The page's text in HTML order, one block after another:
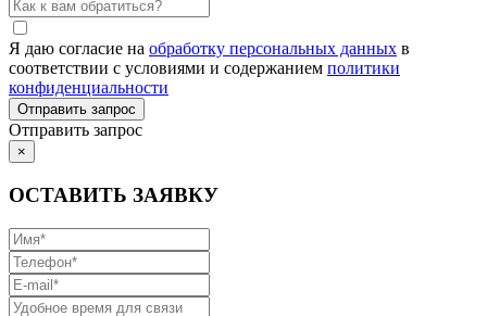
Я даю согласие на обработку персональных данных в
соответствии с условиями и содержанием политики
конфиденциальности
Отправить запрос
×
ОСТАВИТЬ ЗАЯВКУ